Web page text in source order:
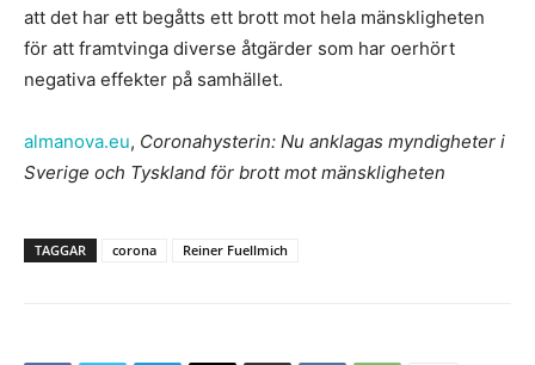
att det har ett begåtts ett brott mot hela mänskligheten
för att framtvinga diverse åtgärder som har oerhört
negativa effekter på samhället.
almanova.eu, Coronahysterin: Nu anklagas myndigheter i
Sverige och Tyskland för brott mot mänskligheten
TAGGAR corona Reiner Fuellmich